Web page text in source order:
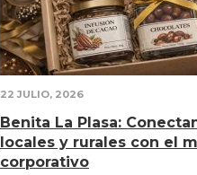
22 JULIO, 2026
Benita La Plasa:
locales y rurales con el
corporativo